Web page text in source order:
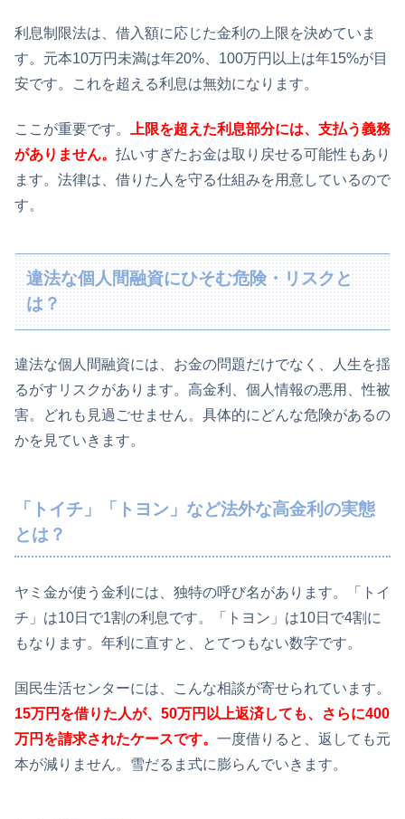
利息制限法は、借入額に応じた金利の上限を決めていま
す。元本10万円未満は年20%、100万円以上は年15%が目
安です。これを超える利息は無効になります。
ここが重要です。
上限を超えた利息部分には、支払う義務
がありません。 払いすぎたお金は取り戻せる可能性もあり
ます。法律は、借りた人を守る仕組みを用意しているので
す。
違法な個人間融資にひそむ危険・リスクと
は？
違法な個人間融資には、お金の問題だけでなく、人生を揺
るがすリスクがあります。高金利、個人情報の悪用、性被
害。どれも見過ごせません。具体的にどんな危険があるの
かを見ていきます。
「トイチ」「トヨン」など法外な高金利の実態
とは？
ヤミ金が使う金利には、独特の呼び名があります。「トイ
チ」は10日で1割の利息です。「トヨン」は10日で4割に
もなります。年利に直すと、とてつもない数字です。
国民生活センターには、こんな相談が寄せられています。
15万円を借りた人が、50万円以上返済しても、さらに400
万円を請求されたケースです。 一度借りると、返しても元
本が減りません。雪だるま式に膨らんでいきます。